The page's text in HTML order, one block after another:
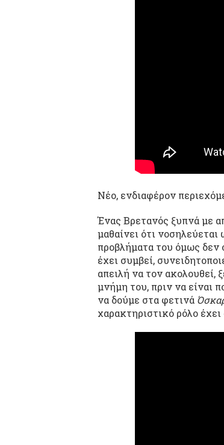
Νέο, ενδιαφέρον
Ένας Βρετανός ξυπνά με
μαθαίνει ότι
προβλήματα του όμως δεν
έχει συμβεί,
απειλή να τον ακολουθεί,
μνήμη του, πριν να είναι
να δούμε στα φετινά
χαρακτηριστικό ρόλο